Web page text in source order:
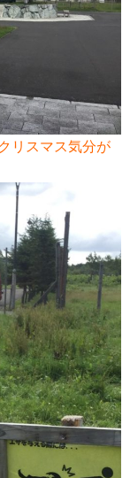
リスマス気分が